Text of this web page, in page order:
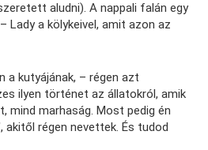
aludni). A nappali falán egy
Lady a kölykeivel, amit azon az
a kutyájának, – régen azt
ilyen történet az állatokról, amik
mind marhaság. Most pedig én
akitől régen nevettek. És tudod